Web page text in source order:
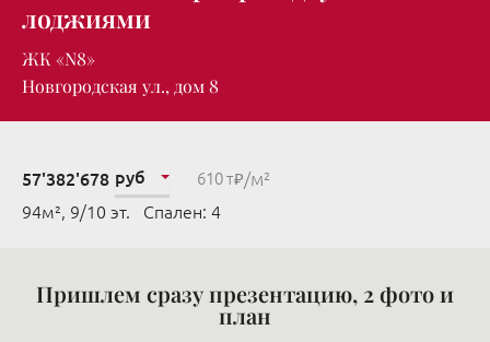
лоджиями
ЖК «N8»
Новгородская ул., дом 8
57'382'678 руб 610 т₽/м²
94м², 9/10 эт. Cпален: 4
Пришлем сразу презентацию, 2 фото и
план